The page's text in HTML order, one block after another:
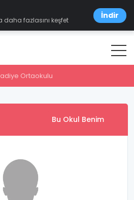
fazlasını keşfet
İndir
Ortaokulu
Bu Okul Benim